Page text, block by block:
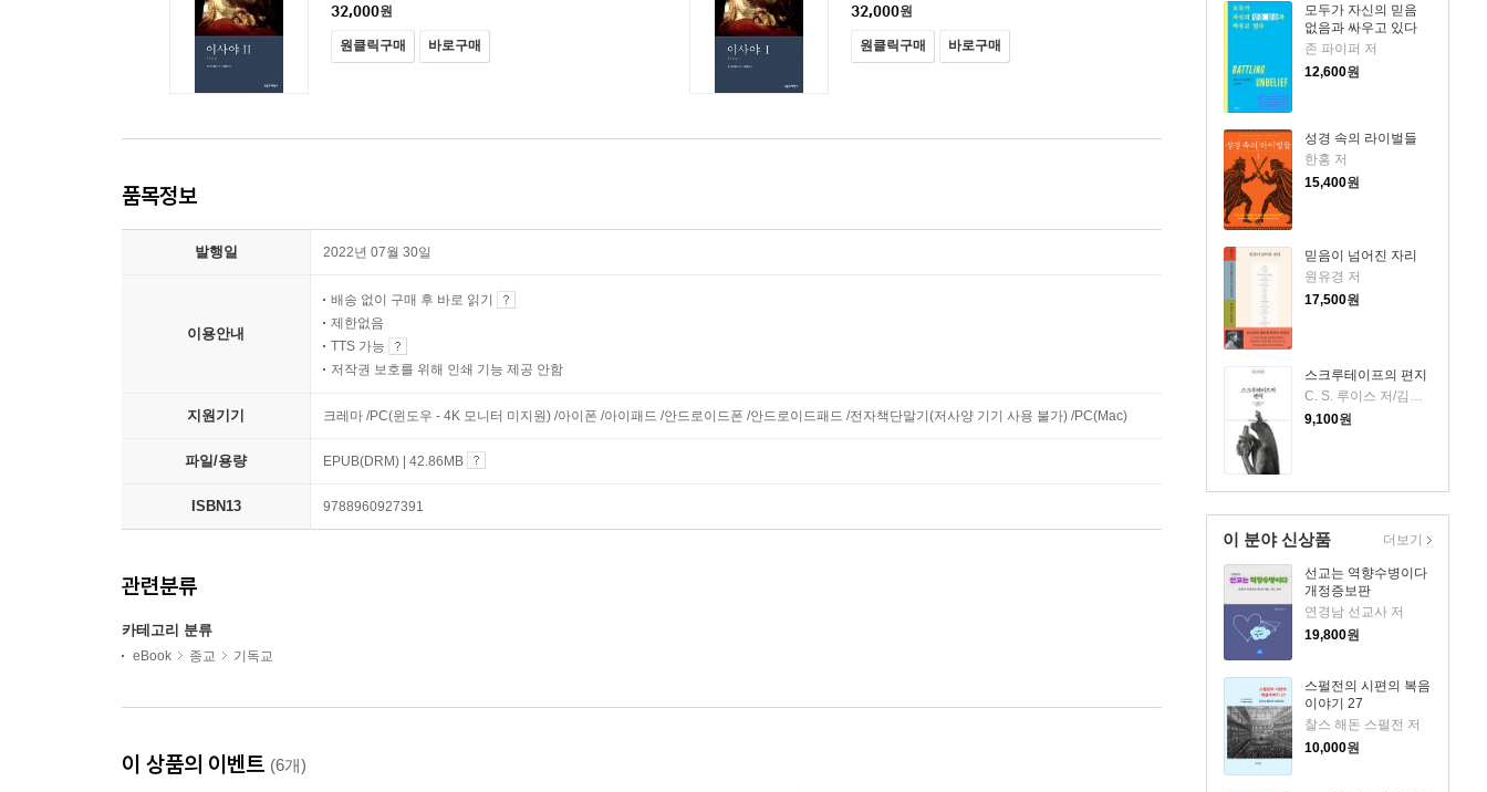
모두가 자신의 믿음
없음과 싸우고 있다
존 파이퍼 저
12,600원
성경 속의 라이벌들
한홍 저
15,400원
믿음이 넘어진 자리
원유경 저
17,500원
스크루테이프의 편지
C. S. 루이스 저/김선형 역
9,100원
이 분야 신상품
선교는 역향수병이다
개정증보판
연경남 선교사 저
19,800원
스펄전의 시편의 복음
이야기 27
찰스 해돈 스펄전 저
10,000원
더보기
32,000원
원클릭구매 바로구매
32,000원
원클릭구매 바로구매
품목정보
발행일 2022년 07월 30일
이용안내
배송 없이 구매 후 바로 읽기
제한없음
TTS 가능
저작권 보호를 위해 인쇄 기능 제공 안함
지원기기 크레마 /PC(윈도우 - 4K 모니터 미지원) /아이폰 /아이패드 /안드로이드폰 /안드로이드패드 /전자책단말기(저사양 기기 사용 불가) /PC(Mac)
파일/용량 EPUB(DRM) | 42.86MB
ISBN13 9788960927391
관련분류
카테고리 분류
eBook 종교 기독교
이 상품의 이벤트 (6개)